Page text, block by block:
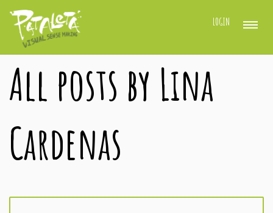
LOGIN
All posts by Lina
Cardenas